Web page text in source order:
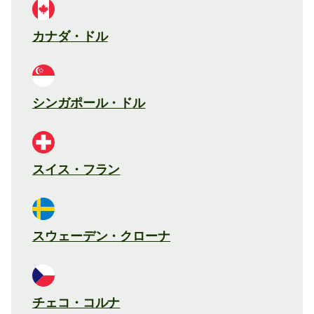
カナダ・ドル
シンガポール・ドル
スイス・フラン
スウェーデン・クローナ
チェコ・コルナ